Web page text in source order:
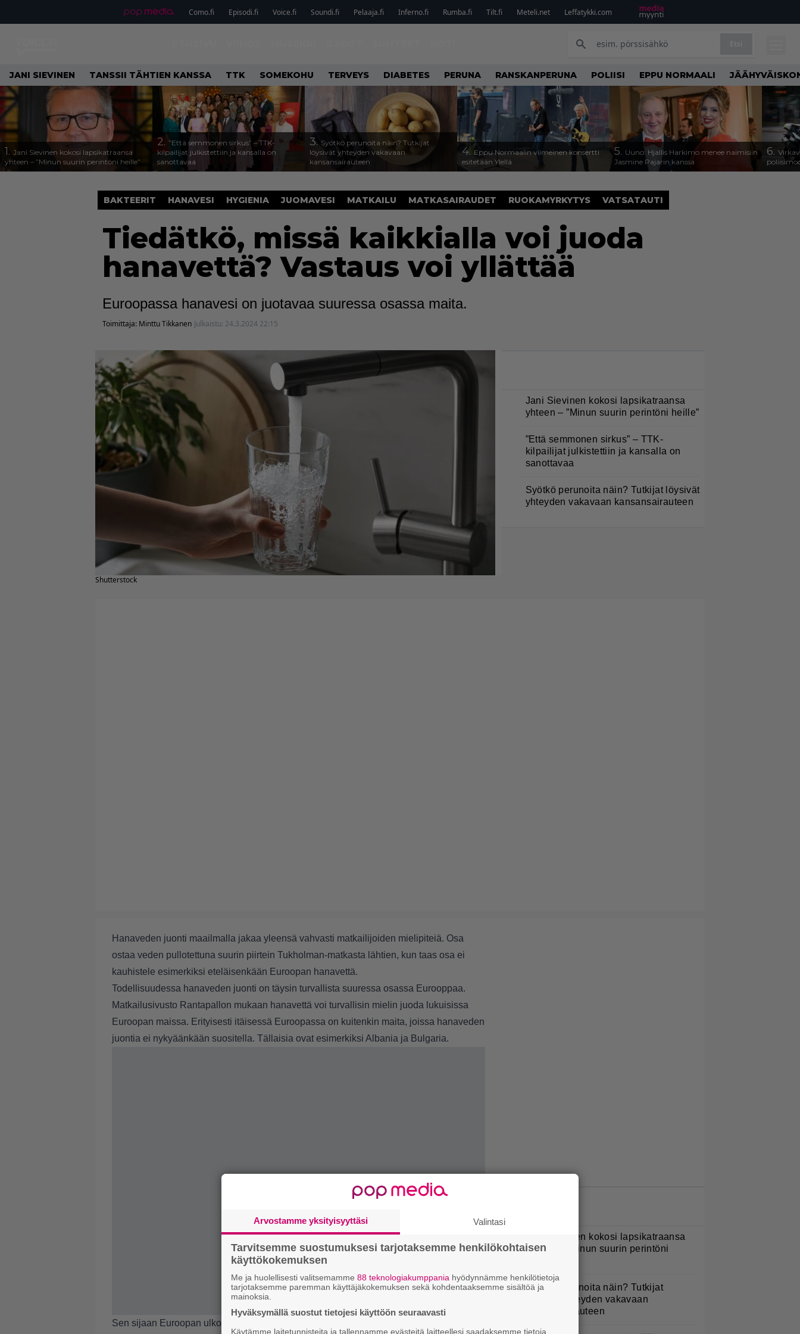
Como.fi Episodi.fi Voice.fi Soundi.fi Pelaaja.fi Inferno.fi Rumba.fi Tilt.fi Meteli.net Leffatykki.com
JANI SIEVINEN TANSSII TÄHTIEN KANSSA TTK SOMEKOHU TERVEYS DIABETES PERUNA RANSKANPERUNA POLIISI EPPU NORMAALI
1. Jani Sievinen kokosi lapsikatraansa
yhteen – ”Minun suurin perintöni heille”
2. ”Että semmonen sirkus” – TTK-
kilpailijat julkistettiin ja kansalla on
sanottavaa
3. Syötkö perunoita näin? Tutkijat
löysivät yhteyden vakavaan
kansansairauteen
4. Eppu Normaalin viimeinen konsertti
esitetään Ylellä
5. Uuno: Hjallis Harkimo menee naimisiin
Jasmine Pajarin kanssa
6.
BAKTEERIT HANAVESI HYGIENIA JUOMAVESI MATKAILU MATKASAIRAUDET RUOKAMYRKYTYS VATSATAUTI
Tiedätkö, missä kaikkialla voi juoda
hanavettä? Vastaus voi yllättää
Euroopassa hanavesi on juotavaa suuressa osassa maita.
Toimittaja: Minttu Tikkanen Julkaistu: 24.3.2024 22:15
Shutterstock
Jani Sievinen kokosi lapsikatraansa
yhteen – ”Minun suurin perintöni heille”
”Että semmonen sirkus” – TTK-
kilpailijat julkistettiin ja kansalla on
sanottavaa
Syötkö perunoita näin? Tutkijat löysivät
yhteyden vakavaan kansansairauteen
Hanaveden juonti maailmalla jakaa yleensä vahvasti matkailijoiden mielipiteiä. Osa
ostaa veden pullotettuna suurin piirtein Tukholman-matkasta lähtien, kun taas osa ei
kauhistele esimerkiksi eteläisenkään Euroopan hanavettä.
Todellisuudessa hanaveden juonti on täysin turvallista suuressa osassa Eurooppaa.
Matkailusivusto Rantapallon mukaan hanavettä voi turvallisin mielin juoda lukuisissa
Euroopan maissa. Erityisesti itäisessä Euroopassa on kuitenkin maita, joissa hanaveden
juontia ei nykyäänkään suositella. Tällaisia ovat esimerkiksi Albania ja Bulgaria.
Sen sijaan Euroopan ulkopuolella hanaveden kanssa kannattaa usein olla tarkempi.
Jani Sievinen kokosi lapsikatraansa
yhteen – ”Minun suurin perintöni
2. Syötkö perunoita näin? Tutkijat
löysivät yhteyden vakavaan
kansansairauteen
Arvostamme yksityisyyttäsi Valintasi
Tarvitsemme suostumuksesi tarjotaksemme henkilökohtaisen
käyttökokemuksen
Me ja huolellisesti valitsemamme 88 teknologiakumppania hyödynnämme henkilötietoja
tarjotaksemme paremman käyttäjäkokemuksen sekä kohdentaaksemme sisältöä ja
mainoksia.
Hyväksymällä suostut tietojesi käyttöön seuraavasti
Käytämme laitetunnisteita ja tallennamme evästeitä laitteellesi saadaksemme tietoja